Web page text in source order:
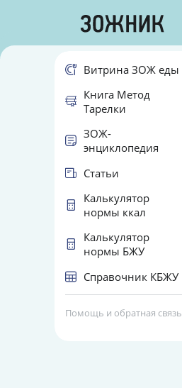
Витрина ЗОЖ еды
Книга Метод
Тарелки
ЗОЖ-
энциклопедия
Статьи
Калькулятор
нормы ккал
Калькулятор
нормы БЖУ
Справочник КБЖУ
Помощь и обратная связь